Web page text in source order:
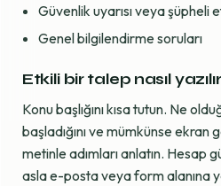
Güvenlik uyarısı veya şüpheli
Genel bilgilendirme soruları
Etkili bir talep nasıl
Konu başlığını kısa tutun. Ne
başladığını ve mümkünse ekran
metinle adımları anlatın. Hesap
asla e-posta veya form alanına